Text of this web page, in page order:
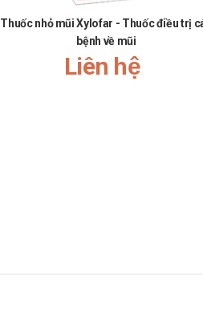
Thuốc nhỏ mũi Xylofar - Thuốc điều trị
bệnh về mũi
Liên hệ